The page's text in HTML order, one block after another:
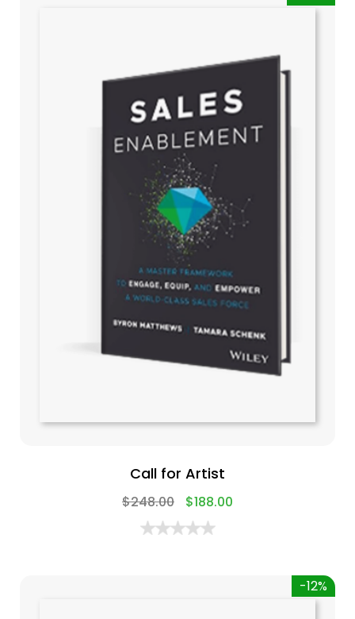
Call for Artist
$248.00 $188.00
-12%